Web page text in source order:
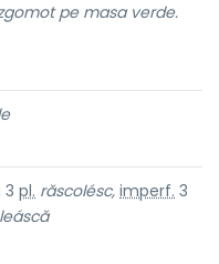
pe masa verde.
3 pl. răscolésc, imperf. 3